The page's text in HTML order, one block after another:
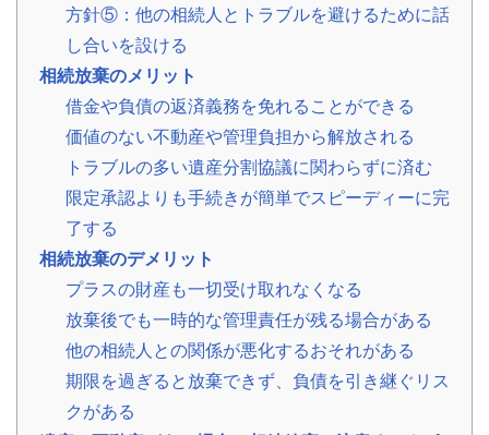
問
定・
買
取・
税
金・
共
有
持
分
方針⑤：他の相続人とトラブルを避けるために話
し合いを設ける
相続放棄のメリット
借金や負債の返済義務を免れることができる
価値のない不動産や管理負担から解放される
トラブルの多い遺産分割協議に関わらずに済む
限定承認よりも手続きが簡単でスピーディーに完
了する
相続放棄のデメリット
プラスの財産も一切受け取れなくなる
放棄後でも一時的な管理責任が残る場合がある
他の相続人との関係が悪化するおそれがある
期限を過ぎると放棄できず、負債を引き継ぐリス
クがある